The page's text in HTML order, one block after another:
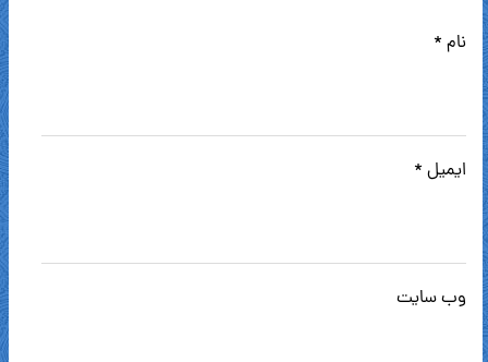
نام *
ایمیل *
وب‌ سایت